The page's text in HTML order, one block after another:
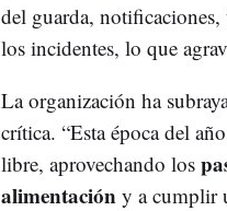
del guarda,
los incidentes, lo que
La organización ha
crítica. “Esta época del
libre, aprovechando los
alimentación y a cumplir